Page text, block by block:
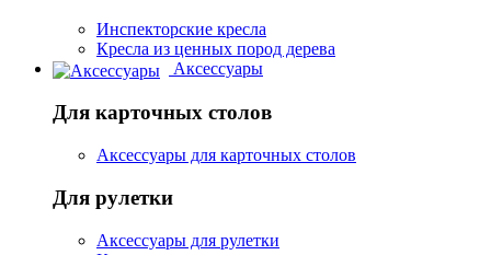
Инспекторские кресла
Кресла из ценных пород дерева
Аксессуары
Для карточных столов
Аксессуары для карточных столов
Для рулетки
Аксессуары для рулетки